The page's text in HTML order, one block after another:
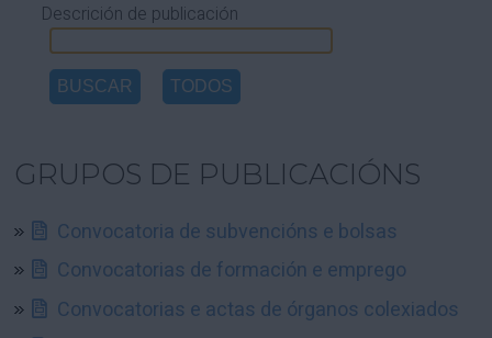
AXUDA
Descrición de publicación
GRUPOS DE PUBLICACIÓNS
Convocatoria de subvencións e bolsas
Convocatorias de formación e emprego
Convocatorias e actas de órganos colexiados